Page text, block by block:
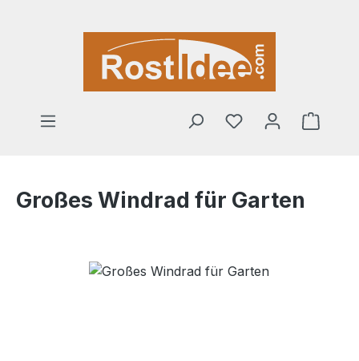
Großes Windrad für Garten
Bildergalerie überspringen